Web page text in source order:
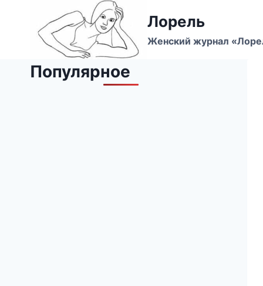
содержимому
Лорель
Женский журнал
Популярное